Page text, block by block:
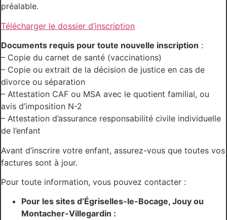
préalable.
Télécharger le dossier d’inscription
Documents requis pour toute nouvelle inscription :
– Copie du carnet de santé (vaccinations)
– Copie ou extrait de la décision de justice en cas de
divorce ou séparation
– Attestation CAF ou MSA avec le quotient familial, ou
avis d’imposition N-2
– Attestation d’assurance responsabilité civile individuelle
de l’enfant
Avant d’inscrire votre enfant, assurez-vous que toutes vos
factures sont à jour.
Pour toute information, vous pouvez contacter :
Pour les sites d’Égriselles-le-Bocage, Jouy ou
Montacher-Villegardin :